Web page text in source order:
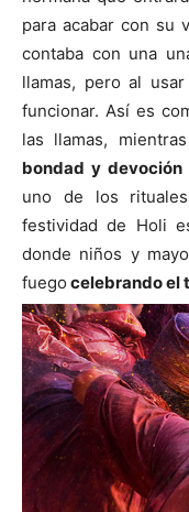
para acabar con su
contaba con una
llamas, pero al
funcionar. Así es
las llamas,
bondad y devoción
uno de los
festividad de Holi
donde niños y
fuego celebrando el